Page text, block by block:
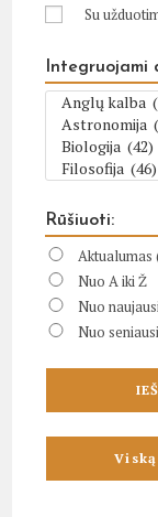
Su
Integruojami
Rūšiuoti:
Aktualumas
Nuo A iki Ž
Nuo
Nuo